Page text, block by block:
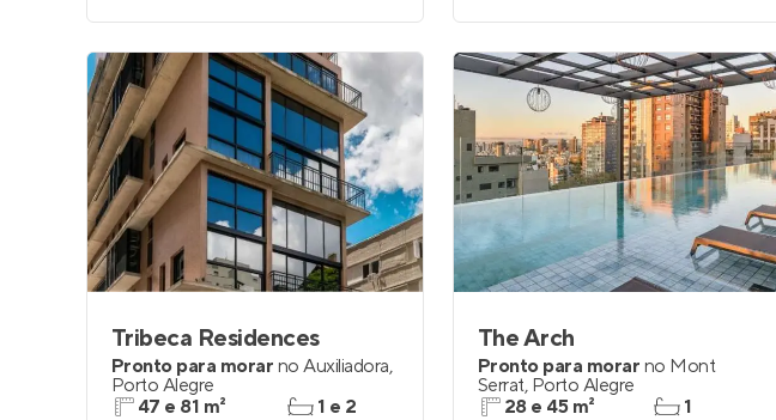
Tribeca Residences
Pronto para morar no Auxiliadora,
Porto Alegre
47 e 81 m²
1 e 2
The Arch
Pronto para morar no Mont
Serrat, Porto Alegre
28 e 45 m²
1